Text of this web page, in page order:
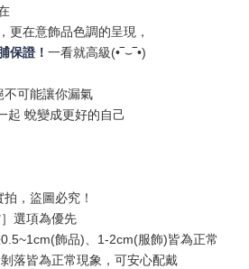
更在意飾品色調的呈現，
保證！ 一看就高級(•‾⌣‾•)
可能讓你漏氣
起 蛻變成更好的自己
，盜圖必究！
選項為優先
飾品)、1-2cm(服飾)皆為正常
落皆為正常現象，可安心配戴